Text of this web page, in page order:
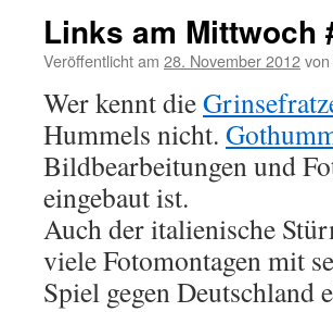
Links am Mittwoch
Veröffentlicht am 28. November 2012von
Wer kennt die
Hummels nicht.
Bildbearbeitungen und
eingebaut ist.
Auch der italienische
viele Fotomontagen mit
Spiel gegen Deutschland